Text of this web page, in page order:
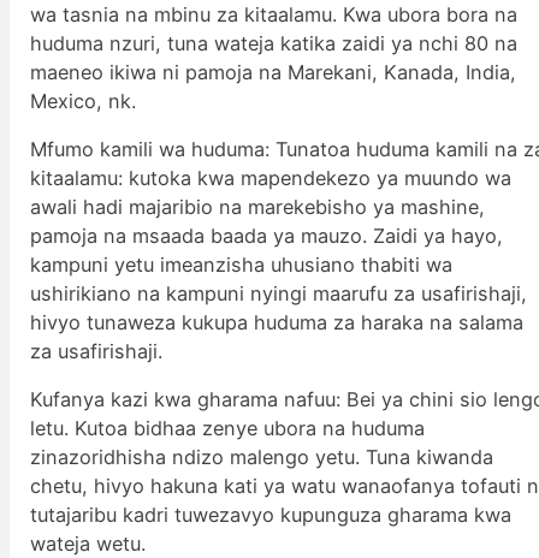
wa tasnia na mbinu za kitaalamu. Kwa ubora bora na
huduma nzuri, tuna wateja katika zaidi ya nchi 80 na
maeneo ikiwa ni pamoja na Marekani, Kanada, India,
Mexico, nk.
Mfumo kamili wa huduma: Tunatoa huduma kamili na
kitaalamu: kutoka kwa mapendekezo ya muundo wa
awali hadi majaribio na marekebisho ya mashine,
pamoja na msaada baada ya mauzo. Zaidi ya hayo,
kampuni yetu imeanzisha uhusiano thabiti wa
ushirikiano na kampuni nyingi maarufu za usafirishaji,
hivyo tunaweza kukupa huduma za haraka na salama
za usafirishaji.
Kufanya kazi kwa gharama nafuu: Bei ya chini sio
letu. Kutoa bidhaa zenye ubora na huduma
zinazoridhisha ndizo malengo yetu. Tuna kiwanda
chetu, hivyo hakuna kati ya watu wanaofanya tofauti
tutajaribu kadri tuwezavyo kupunguza gharama kwa
wateja wetu.